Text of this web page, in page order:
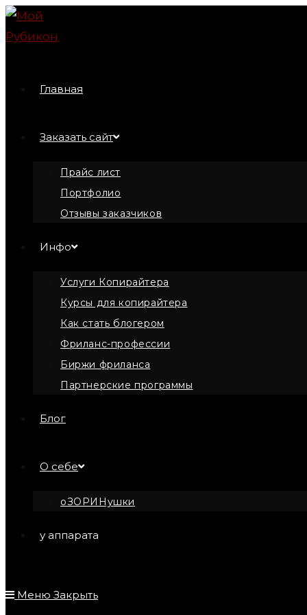
Перейти
к
Главная
Заказать сайт
Прайс лист
Портфолио
Отзывы заказчиков
Инфо
Услуги Копирайтера
Курсы для копирайтера
Как стать блогером
Фриланс-профессии
Биржи фриланса
Партнерские программы
Блог
О себе
оЗОРИНушки
у аппарата
Меню Закрыть